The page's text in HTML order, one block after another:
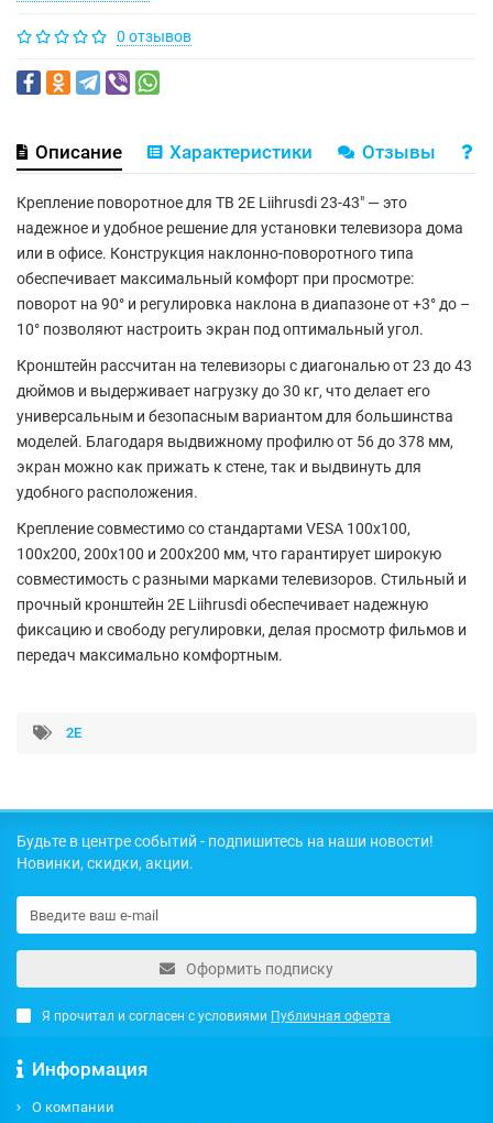
0 отзывов
Описание Характеристики Отзывы
Крепление поворотное для ТВ 2E Liihrusdi 23-43" — это
надежное и удобное решение для установки телевизора дома
или в офисе. Конструкция наклонно-поворотного типа
обеспечивает максимальный комфорт при просмотре:
поворот на 90° и регулировка наклона в диапазоне от +3° до –
10° позволяют настроить экран под оптимальный угол.
Кронштейн рассчитан на телевизоры с диагональю от23 до 43
дюймов и выдерживает нагрузку до30 кг, что делает его
универсальным и безопасным вариантом для большинства
моделей. Благодаря выдвижному профилю от 56 до 378 мм,
экран можно как прижать к стене, так и выдвинуть для
удобного расположения.
Крепление совместимо со стандартами VESA 100x100,
100x200, 200x100 и 200x200 мм, что гарантирует широкую
совместимость с разными марками телевизоров. Стильный и
прочный кронштейн 2E Liihrusdi обеспечивает надежную
фиксацию и свободу регулировки, делая просмотр фильмов и
передач максимально комфортным.
2E
Будьте в центре событий - подпишитесь на наши новости!
Новинки, скидки, акции.
Оформить подписку
Я прочитал и согласен с условиями Публичная оферта
Информация
О компании